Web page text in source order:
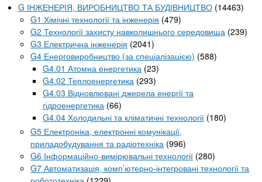
G ІНЖЕНЕРІЯ, ВИРОБНИЦТВО ТА БУДІВНИЦТВО (14463)
G1 Хімічні технології та інженерія (479)
G2 Технології захисту навколишнього середовища (239)
G3 Електрична інженерія (2041)
G4 Енерговиробництво (за спеціалізацією) (588)
G4.01 Атомна енергетика (23)
G4.02 Теплоенергетика (293)
G4.03 Відновлювані джерела енергії та
гідроенергетика (66)
G4.04 Холодильні та кліматичні технології (180)
G5 Електроніка, електронні комунікації,
приладобудування та радіотехніка (996)
G6 Інформаційно-вимірювальні технології (280)
G7 Автоматизація, комп’ютерно-інтегровані технології та